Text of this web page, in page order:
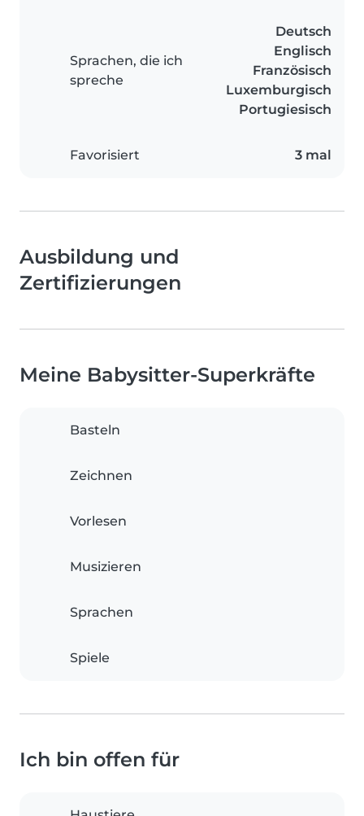
Sprachen, die ich
spreche
Deutsch
Englisch
Französisch
Luxemburgisch
Portugiesisch
Favorisiert 3 mal
Ausbildung und
Zertifizierungen
Meine Babysitter-Superkräfte
Basteln
Zeichnen
Vorlesen
Musizieren
Sprachen
Spiele
Ich bin offen für